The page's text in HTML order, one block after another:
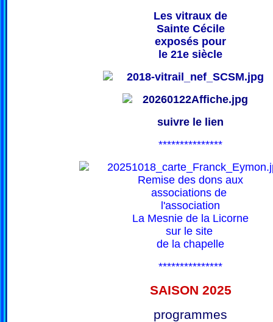
Les vitraux de
Sainte Cécile
exposés pour
le 21e siècle
suivre le lien
***************
Remise des dons aux
associations de
l'association
La Mesnie de la Licorne
sur le site
de la chapelle
***************
SAISON 2025
programmes